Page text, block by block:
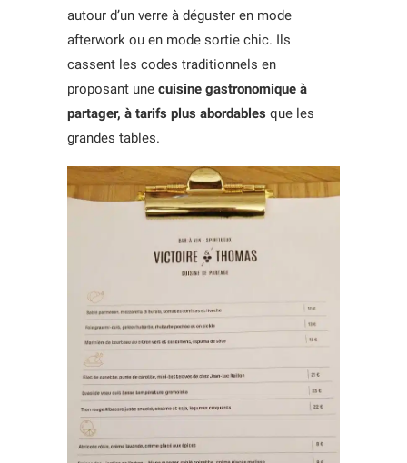
autour d’un verre à déguster en mode
afterwork ou en mode sortie chic. Ils
cassent les codes traditionnels en
proposant une cuisine gastronomique à
partager, à tarifs plus abordables que les
grandes tables.